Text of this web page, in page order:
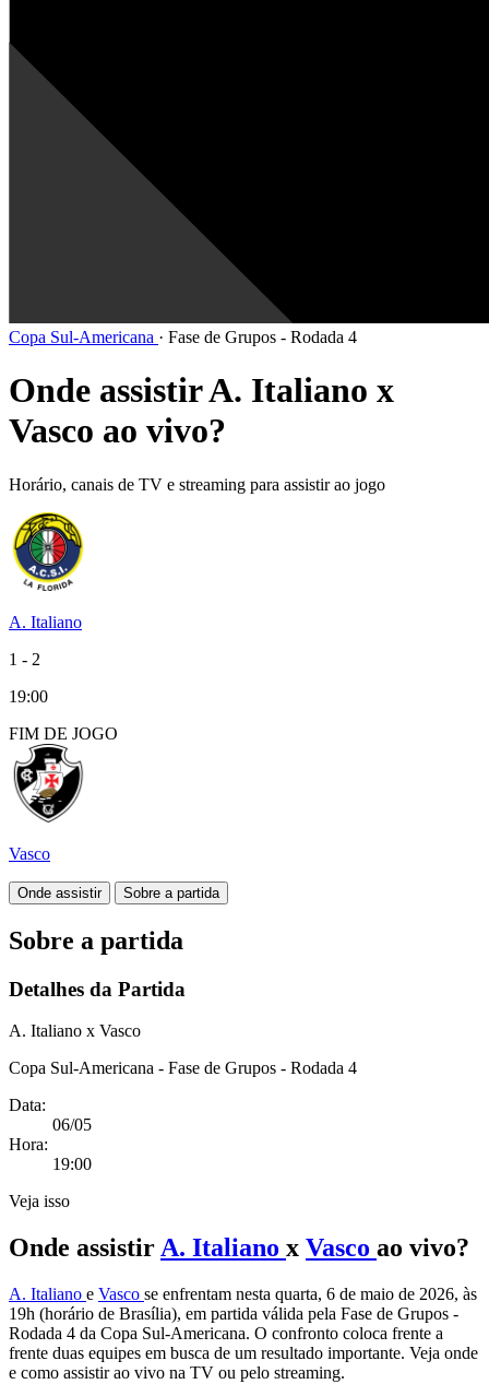
Copa Sul-Americana · Fase de Grupos - Rodada 4
Onde assistir A. Italiano x
Vasco ao vivo?
Horário, canais de TV e streaming para assistir ao jogo
A. Italiano
1 - 2
19:00
FIM DE JOGO
Vasco
Onde assistir Sobre a partida
Sobre a partida
Detalhes da Partida
A. Italiano x Vasco
Copa Sul-Americana - Fase de Grupos - Rodada 4
Data:
06/05
Hora:
19:00
Veja isso
Onde assistirA. Italiano x Vasco ao vivo?
A. Italiano e Vasco se enfrentam nesta quarta, 6 de maio de 2026, às
19h (horário de Brasília), em partida válida pela Fase de Grupos -
Rodada 4 da Copa Sul-Americana. O confronto coloca frente a
frente duas equipes em busca de um resultado importante. Veja onde
e como assistir ao vivo na TV ou pelo streaming.